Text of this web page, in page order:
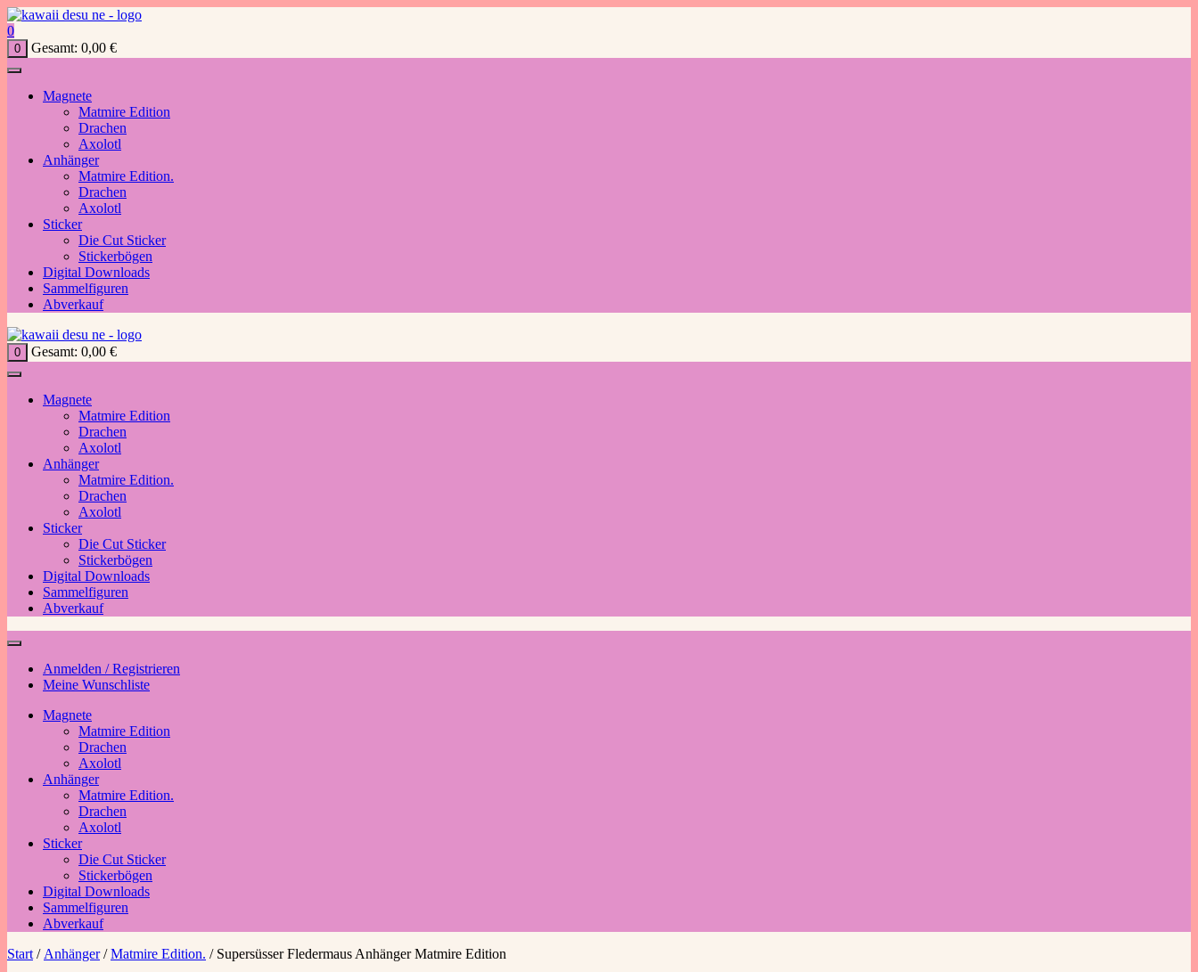
Zum
Inhalt
springen
0
0 Gesamt: 0,00 €
Magnete
Matmire Edition
Drachen
Axolotl
Anhänger
Matmire Edition.
Drachen
Axolotl
Sticker
Die Cut Sticker
Stickerbögen
Digital Downloads
Sammelfiguren
Abverkauf
0 Gesamt: 0,00 €
Magnete
Matmire Edition
Drachen
Axolotl
Anhänger
Matmire Edition.
Drachen
Axolotl
Sticker
Die Cut Sticker
Stickerbögen
Digital Downloads
Sammelfiguren
Abverkauf
Anmelden / Registrieren
Meine Wunschliste
Magnete
Matmire Edition
Drachen
Axolotl
Anhänger
Matmire Edition.
Drachen
Axolotl
Sticker
Die Cut Sticker
Stickerbögen
Digital Downloads
Sammelfiguren
Abverkauf
Start / Anhänger/Matmire Edition. / Supersüsser Fledermaus Anhänger Matmire Edition